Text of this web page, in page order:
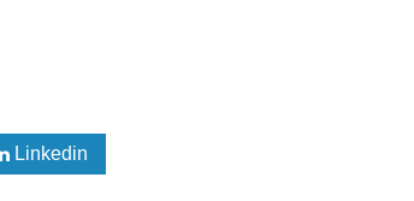
Linkedin